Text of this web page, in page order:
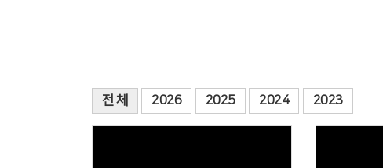
전 체 2026 2025 2024 2023